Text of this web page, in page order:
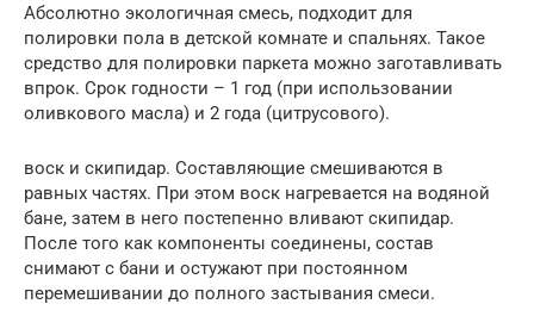
Абсолютно экологичная смесь, подходит для
полировки пола в детской комнате и спальнях. Такое
средство для полировки паркета можно заготавливать
впрок. Срок годности – 1 год (при использовании
оливкового масла) и 2 года (цитрусового).
воск и скипидар. Составляющие смешиваются в
равных частях. При этом воск нагревается на водяной
бане, затем в него постепенно вливают скипидар.
После того как компоненты соединены, состав
снимают с бани и остужают при постоянном
перемешивании до полного застывания смеси.